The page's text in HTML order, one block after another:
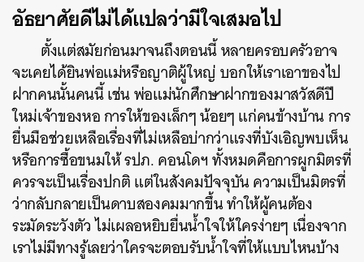
อัธยาศัยดีไม่ได้แปลว่ามีใจเสมอไป
ตั้งแต่สมัยก่อนมาจนถึงตอนนี้ หลายครอบครัวอาจ
จะเคยได้ยินพ่อแม่หรือญาติผู้ใหญ่ บอกให้เราเอาของไป
ฝากคนนั้นคนนี้ เช่น พ่อแม่นักศึกษาฝากของมาสวัสดีปี
ใหม่เจ้าของหอ การให้ของเล็กๆ น้อยๆ แก่คนข้างบ้าน การ
ยื่นมือช่วยเหลือเรื่องที่ไม่เหลือบ่ากว่าแรงที่บังเอิญพบเห็น
หรือการซื้อขนมให้ รปภ. คอนโดฯ ทั้งหมดคือการผูกมิตรที่
ควรจะเป็นเรื่องปกติ แต่ในสังคมปัจจุบัน ความเป็นมิตรที่
ว่ากลับกลายเป็นดาบสองคมมากขึ้น ทำให้ผู้คนต้อง
ระมัดระวังตัว ไม่เผลอหยิบยื่นน้ำใจให้ใครง่ายๆ เนื่องจาก
เราไม่มีทางรู้เลยว่าใครจะตอบรับน้ำใจที่ให้แบบไหนบ้าง